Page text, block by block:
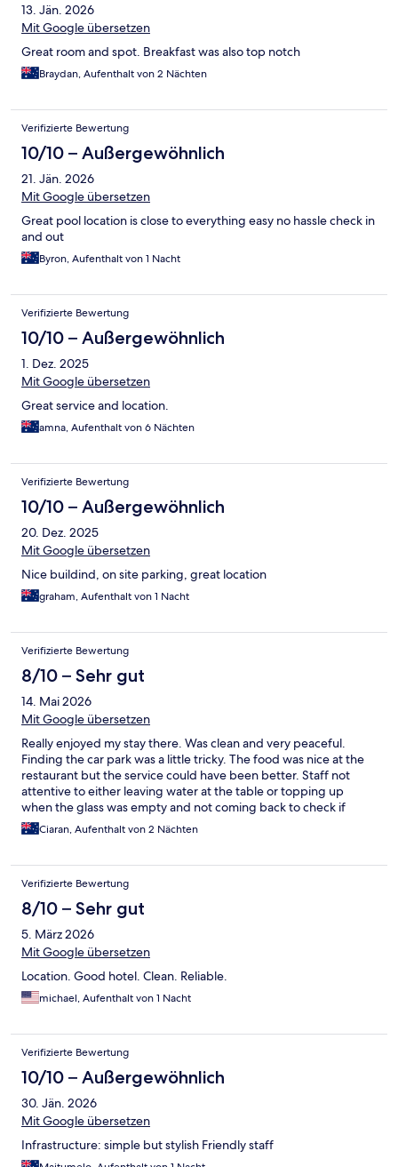
13. Jän. 2026
Mit Google übersetzen
Great room and spot. Breakfast was also top notch
Braydan, Aufenthalt von 2 Nächten
Verifizierte Bewertung
10/10 – Außergewöhnlich
21. Jän. 2026
Mit Google übersetzen
Great pool location is close to everything easy no hassle check in
and out
Byron, Aufenthalt von 1 Nacht
Verifizierte Bewertung
10/10 – Außergewöhnlich
1. Dez. 2025
Mit Google übersetzen
Great service and location.
amna, Aufenthalt von 6 Nächten
Verifizierte Bewertung
10/10 – Außergewöhnlich
20. Dez. 2025
Mit Google übersetzen
Nice buildind, on site parking, great location
graham, Aufenthalt von 1 Nacht
Verifizierte Bewertung
8/10 – Sehr gut
14. Mai 2026
Mit Google übersetzen
Really enjoyed my stay there. Was clean and very peaceful.
Finding the car park was a little tricky. The food was nice at the
restaurant but the service could have been better. Staff not
attentive to either leaving water at the table or topping up
when the glass was empty and not coming back to check if
customer wanted anything else. Like dessert after clearing the
tables. Overall lovely stay.
Ciaran, Aufenthalt von 2 Nächten
Verifizierte Bewertung
8/10 – Sehr gut
5. März 2026
Mit Google übersetzen
Location. Good hotel. Clean. Reliable.
michael, Aufenthalt von 1 Nacht
Verifizierte Bewertung
10/10 – Außergewöhnlich
30. Jän. 2026
Mit Google übersetzen
Infrastructure: simple but stylish Friendly staff